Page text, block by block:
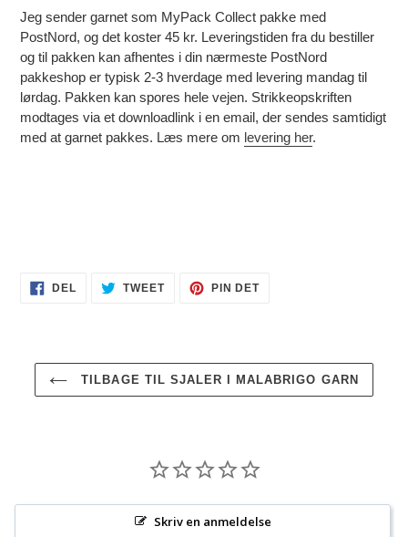
Jeg sender garnet som MyPack Collect pakke med
PostNord, og det koster 45 kr. Leveringstiden fra du bestiller
og til pakken kan afhentes i din nærmeste PostNord
pakkeshop er typisk 2-3 hverdage med levering mandag til
lørdag. Pakken kan spores hele vejen. Strikkeopskriften
modtages via et downloadlink i en email, der sendes samtidigt
med at garnet pakkes. Læs mere om levering her.
DEL
PÅ
TWEETTWEET PIN DETPIN
TILBAGE TIL SJALER I MALABRIGO GARN
Skriv en anmeldelse